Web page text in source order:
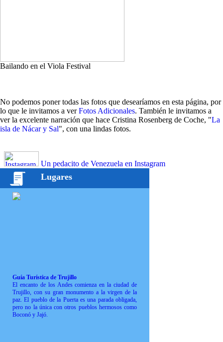
Bailando en el Viola Festival
No podemos poner todas las fotos que desearíamos en esta página, por
lo que le invitamos a verFotos Adicionales. También le invitamos a
ver la excelente narración que hace Cristina Rosenberg de Coche, "La
isla de Nácar y Sal", con una lindas fotos.
Un pedacito de Venezuela en Instagram
Lugares
Guía Turística de Trujillo
El encanto de los Andes comienza en la ciudad de
Trujillo, con su gran monumento a la virgen de la
paz. El pueblo de la Puerta es una parada obligada,
pero no la única con otros pueblos hermosos como
Boconó y Jajó.